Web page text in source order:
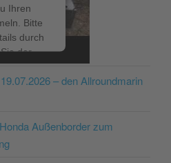
Ihren
Bitte
durch
der
zu, um
– den Allroundmarin
Außenborder zum